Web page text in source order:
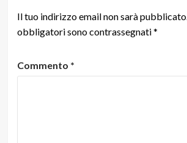
Il tuo indirizzo email non sarà pubblicato.
obbligatori sono contrassegnati*
Commento *